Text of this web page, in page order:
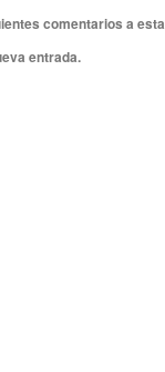
comentarios a
entrada.